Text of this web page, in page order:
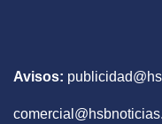
Avisos: